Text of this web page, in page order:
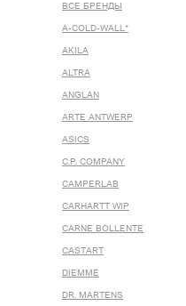
ВСЕ БРЕНДЫ
A-COLD-WALL*
AKILA
ALTRA
ANGLAN
ARTE ANTWERP
ASICS
C.P. COMPANY
CAMPERLAB
CARHARTT WIP
CARNE BOLLENTE
CASTART
DIEMME
DR. MARTENS